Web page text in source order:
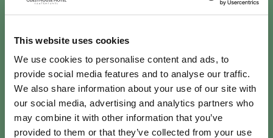
This website uses cookies
We use cookies to personalise content and ads, to
provide social media features and to analyse our traffic.
We also share information about your use of our site with
our social media, advertising and analytics partners who
may combine it with other information that you’ve
provided to them or that they’ve collected from your use